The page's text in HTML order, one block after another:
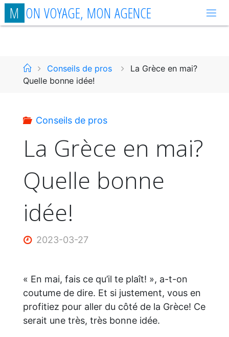
Aller
auM ON VOYAGE, MON AGENCE
AccueilConseils de pros
La Grèce en mai?
Quelle bonne idée!
Conseils de pros
La Grèce en mai?
Quelle bonne
idée!
2023-03-27
« En mai, fais ce qu’il te plaît! », a-t-on
coutume de dire. Et si justement, vous en
profitiez pour aller du côté de la Grèce! Ce
serait une très, très bonne idée.